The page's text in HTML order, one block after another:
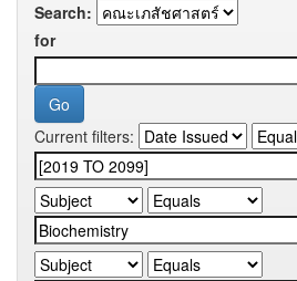
Search:
for
Current filters: